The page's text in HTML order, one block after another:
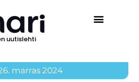
uutislehti
marras 2024